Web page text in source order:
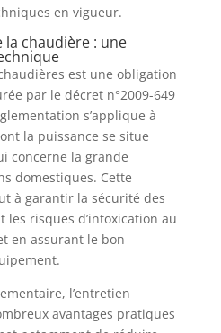
en vigueur.
la chaudière : une
est une obligation
par le décret n°2009-649
s’applique à
la puissance se situe
concerne la grande
domestiques. Cette
à garantir la sécurité des
les risques d’intoxication au
en assurant le bon
l’entretien
avantages pratiques